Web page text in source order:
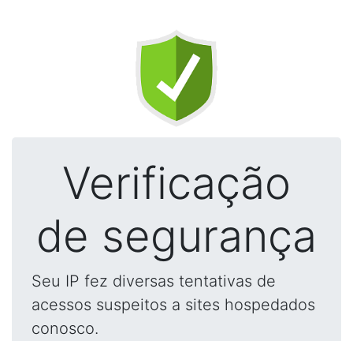
Verificação
de segurança
Seu IP fez diversas tentativas de
acessos suspeitos a sites hospedados
conosco.